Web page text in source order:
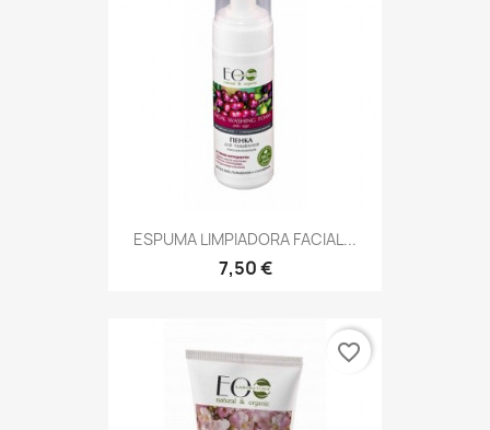
ESPUMA LIMPIADORA FACIAL...
7,50 €
favorite_border